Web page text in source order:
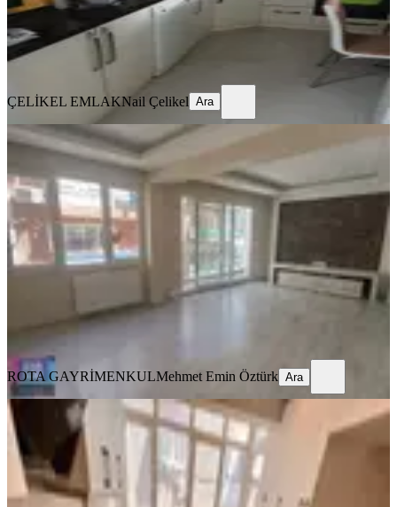
ÇELİKEL EMLAK
ÇELİKEL EMLAKNail Çelikel Ara
YENİ
Hatay Muratreis'te Full Tadilatlı 3+1
120 M² Arakat Doğalgazlı
Konak, Murat Reis Mahallesi
3+1
· 1. Kat ·05.08.2026
4.500.000 ₺
ROTA GAYRİMENKULMehmet Emin Öztürk
ROTA GAYRİMENKULMehmet Emin Öztürk Ara
BALKONLU
Hatay Askerî Hastane Yanında 3+1
Son Kat Bakımlı Ultra Lüks Satılık
Daire
Konak, Murat Reis Mahallesi